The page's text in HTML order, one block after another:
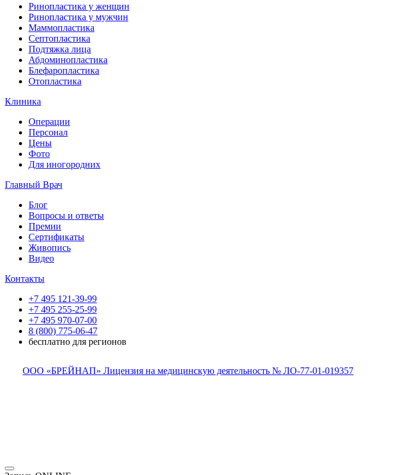
Ринопластика у женщин
Ринопластика у мужчин
Маммопластика
Септопластика
Подтяжка лица
Абдоминопластика
Блефаропластика
Отопластика
Клиника
Операции
Персонал
Цены
Фото
Для иногородних
Главный Врач
Блог
Вопросы и ответы
Премии
Сертификаты
Живопись
Видео
Контакты
+7 495 121-39-99
+7 495 255-25-99
+7 495 970-07-00
8 (800) 775-06-47
бесплатно для регионов
ООО «БРЕЙНАП» Лицензия на медицинскую деятельность № ЛО-77-01-019357